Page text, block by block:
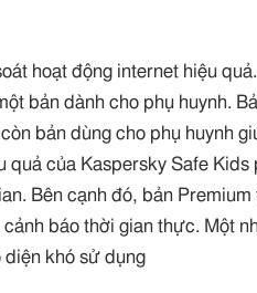
hoạt động internet hiệu
bản dành cho phụ huynh.
bản dùng cho phụ huynh
quả của Kaspersky Safe
Bên cạnh đó, bản Premium
báo thời gian thực. Một
diện khó sử dụng